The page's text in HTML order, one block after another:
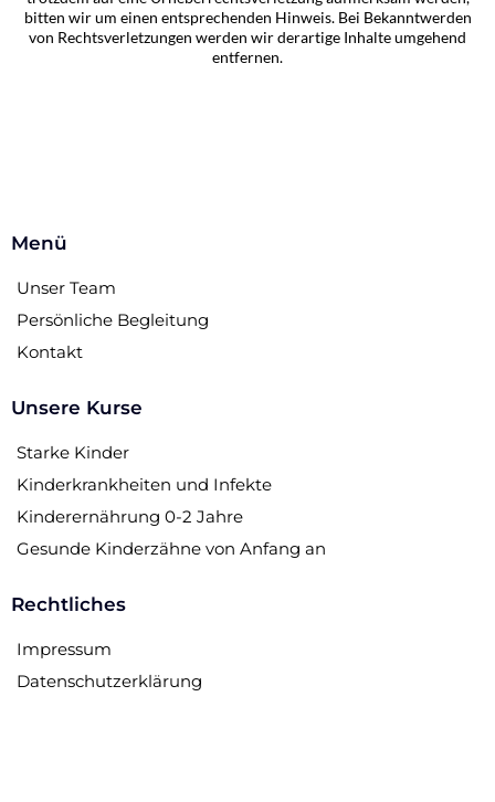
bitten wir um einen entsprechenden Hinweis. Bei Bekanntwerden
von Rechtsverletzungen werden wir derartige Inhalte umgehend
entfernen.
Menü
Unser Team
Persönliche Begleitung
Kontakt
Unsere Kurse
Starke Kinder
Kinderkrankheiten und Infekte
Kinderernährung 0-2 Jahre
Gesunde Kinderzähne von Anfang an
Rechtliches
Impressum
Datenschutzerklärung